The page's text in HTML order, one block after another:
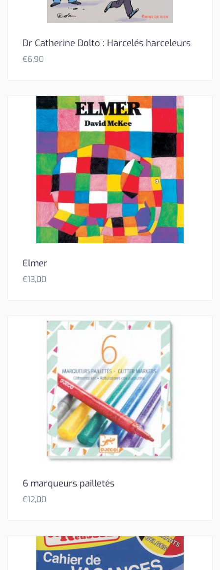
Dr Catherine Dolto : Harcelés harceleurs
€6,90
Elmer
€13,00
6 marqueurs pailletés
€12,00